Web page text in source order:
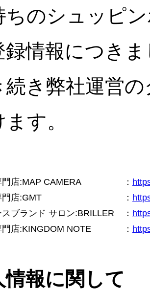
ちのシュッピ
録情報につき
続き弊社運営
す。
門店:MAP CAMERA ：
店:GMT
：
スブランド サロン:BRILLER
：
店:KINGDOM NOTE
：
情報に関して